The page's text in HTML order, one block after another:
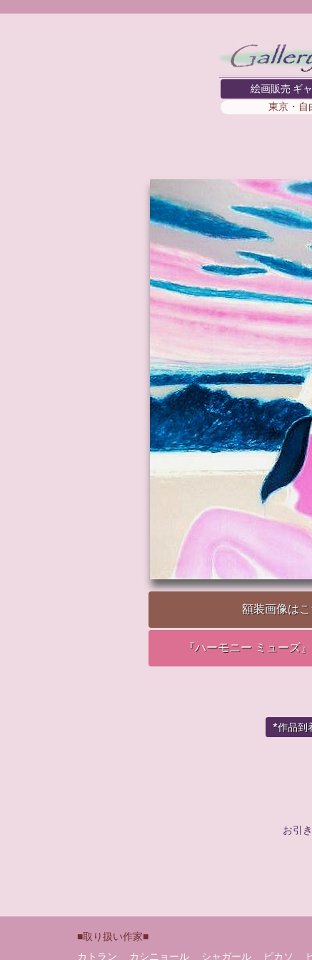
絵画販売 ギ
東京・
額装画像は
『ハーモニー ミューズ
*作品到
お引
■取り扱い作家■
カトラン
カシニョール シャガール ピカソ